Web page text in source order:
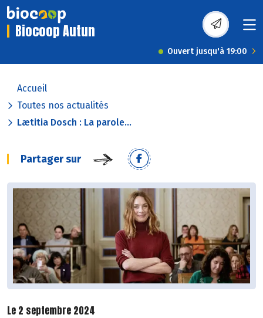
Biocoop Autun
Ouvert jusqu'à 19:00
Accueil
Toutes nos actualités
Lætitia Dosch : La parole...
Partager sur
Le 2 septembre 2024